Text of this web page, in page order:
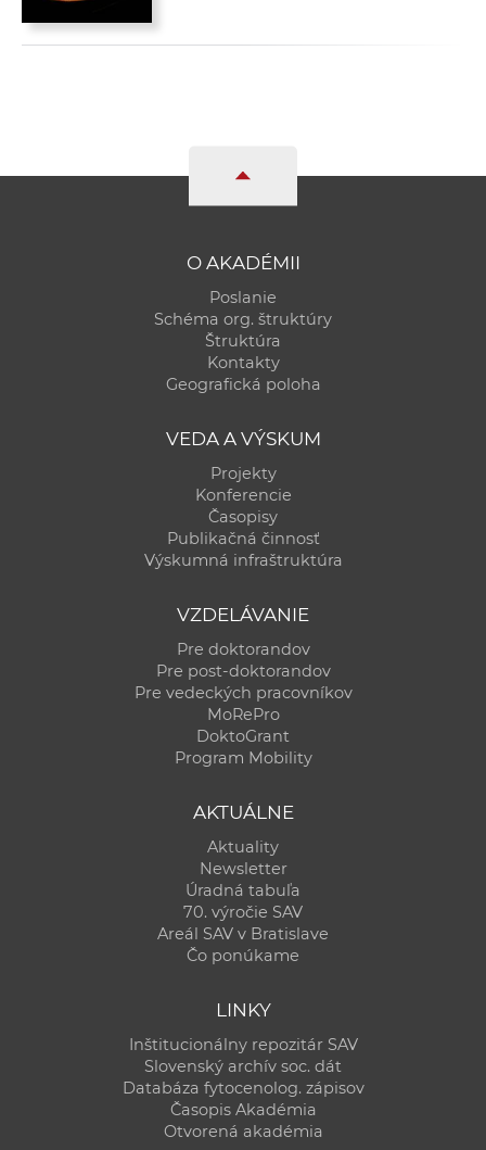
O AKADÉMII
Poslanie
Schéma org. štruktúry
Štruktúra
Kontakty
Geografická poloha
VEDA A VÝSKUM
Projekty
Konferencie
Časopisy
Publikačná činnosť
Výskumná infraštruktúra
VZDELÁVANIE
Pre doktorandov
Pre post-doktorandov
Pre vedeckých pracovníkov
MoRePro
DoktoGrant
Program Mobility
AKTUÁLNE
Aktuality
Newsletter
Úradná tabuľa
70. výročie SAV
Areál SAV v Bratislave
Čo ponúkame
LINKY
Inštitucionálny repozitár SAV
Slovenský archív soc. dát
Databáza fytocenolog. zápisov
Časopis Akadémia
Otvorená akadémia